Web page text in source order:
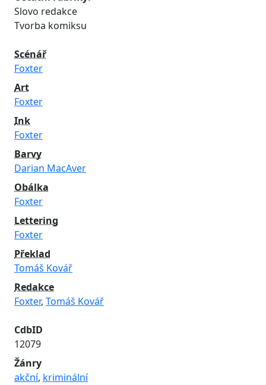
Slovo redakce
Tvorba komiksu
Scénář
Foxter
Art
Foxter
Ink
Foxter
Barvy
Darian MacAver
Obálka
Foxter
Lettering
Foxter
Překlad
Tomáš Kovář
Redakce
Foxter, Tomáš Kovář
CdbID
12079
Žánry
akční, kriminální